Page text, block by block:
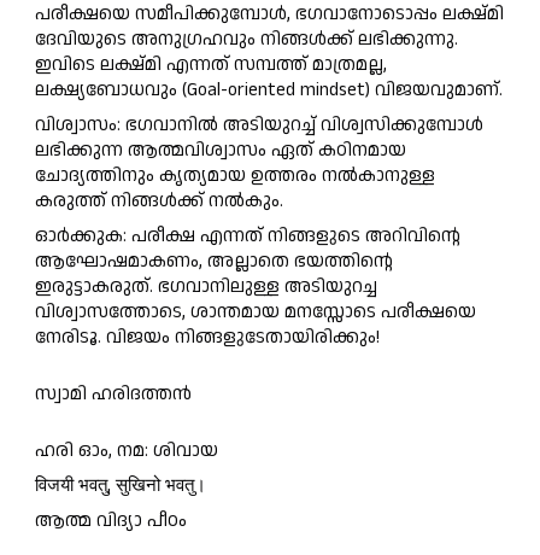
പരീക്ഷയെ സമീപിക്കുമ്പോൾ, ഭഗവാനോടൊപ്പം ലക്ഷ്മി
ദേവിയുടെ അനുഗ്രഹവും നിങ്ങൾക്ക് ലഭിക്കുന്നു.
ഇവിടെ ലക്ഷ്മി എന്നത് സമ്പത്ത് മാത്രമല്ല,
ലക്ഷ്യബോധവും (Goal-oriented mindset) വിജയവുമാണ്.
വിശ്വാസം: ഭഗവാനിൽ അടിയുറച്ച് വിശ്വസിക്കുമ്പോൾ
ലഭിക്കുന്ന ആത്മവിശ്വാസം ഏത് കഠിനമായ
ചോദ്യത്തിനും കൃത്യമായ ഉത്തരം നൽകാനുള്ള
കരുത്ത് നിങ്ങൾക്ക് നൽകും.
ഓർക്കുക: പരീക്ഷ എന്നത് നിങ്ങളുടെ അറിവിന്റെ
ആഘോഷമാകണം, അല്ലാതെ ഭയത്തിന്റെ
ഇരുട്ടാകരുത്. ഭഗവാനിലുള്ള അടിയുറച്ച
വിശ്വാസത്തോടെ, ശാന്തമായ മനസ്സോടെ പരീക്ഷയെ
നേരിടൂ. വിജയം നിങ്ങളുടേതായിരിക്കും!
സ്വാമി ഹരിദത്തൻ
ഹരി ഓം, നമ: ശിവായ
विजयी भवतु, सुखिनो भवतु।
ആത്മ വിദ്യാ പീഠം